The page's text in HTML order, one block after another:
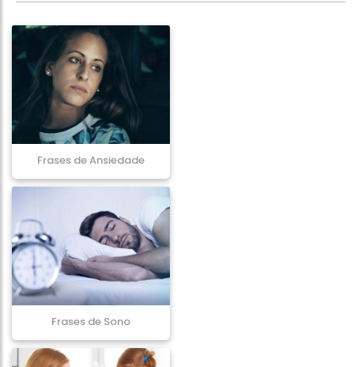
Frases de Ansiedade
Frases de Sono